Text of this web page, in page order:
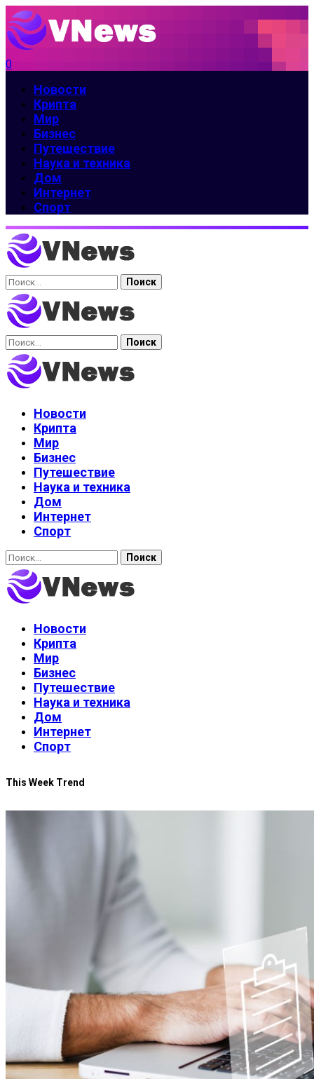
0
Новости
Крипта
Мир
Бизнес
Путешествие
Наука и техника
Дом
Интернет
Спорт
Найти:
Найти:
Новости
Крипта
Мир
Бизнес
Путешествие
Наука и техника
Дом
Интернет
Спорт
Найти:
Новости
Крипта
Мир
Бизнес
Путешествие
Наука и техника
Дом
Интернет
Спорт
This Week Trend